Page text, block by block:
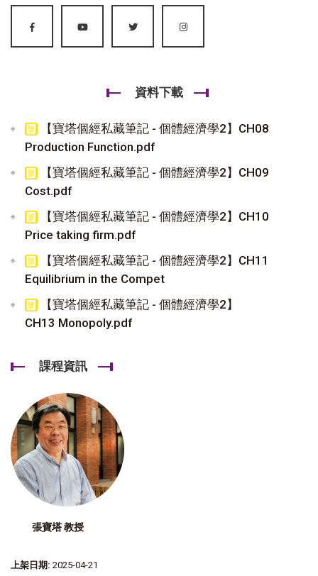
資料下載
【寶塔個經私藏筆記 - 個體經濟學2】CH08
Production Function.pdf
【寶塔個經私藏筆記 - 個體經濟學2】CH09
Cost.pdf
【寶塔個經私藏筆記 - 個體經濟學2】CH10
Price taking firm.pdf
【寶塔個經私藏筆記 - 個體經濟學2】CH11
Equilibrium in the Compet
【寶塔個經私藏筆記 - 個體經濟學2】
CH13 Monopoly.pdf
課程資訊
張寶塔 教授
上架日期: 2025-04-21